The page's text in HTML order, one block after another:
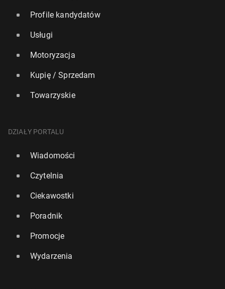
Profile kandydatów
Usługi
Motoryzacja
Kupię / Sprzedam
Towarzyskie
DZIAŁY PORTALU
Wiadomości
Czytelnia
Ciekawostki
Poradnik
Promocje
Wydarzenia